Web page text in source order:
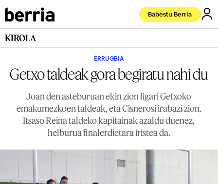
Babestu Berria
KIROLA
ERRUGBIA
Getxo taldeak gora begiratu nahi du
Joan den asteburuan ekin zion ligari Getxoko
emakumezkoen taldeak, eta Cisnerosi irabazi zion.
Itsaso Reina taldeko kapitainak azaldu duenez,
helburua finalerdietara iristea da.